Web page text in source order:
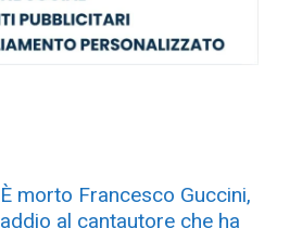
È morto Francesco Guccini,
addio al cantautore che ha